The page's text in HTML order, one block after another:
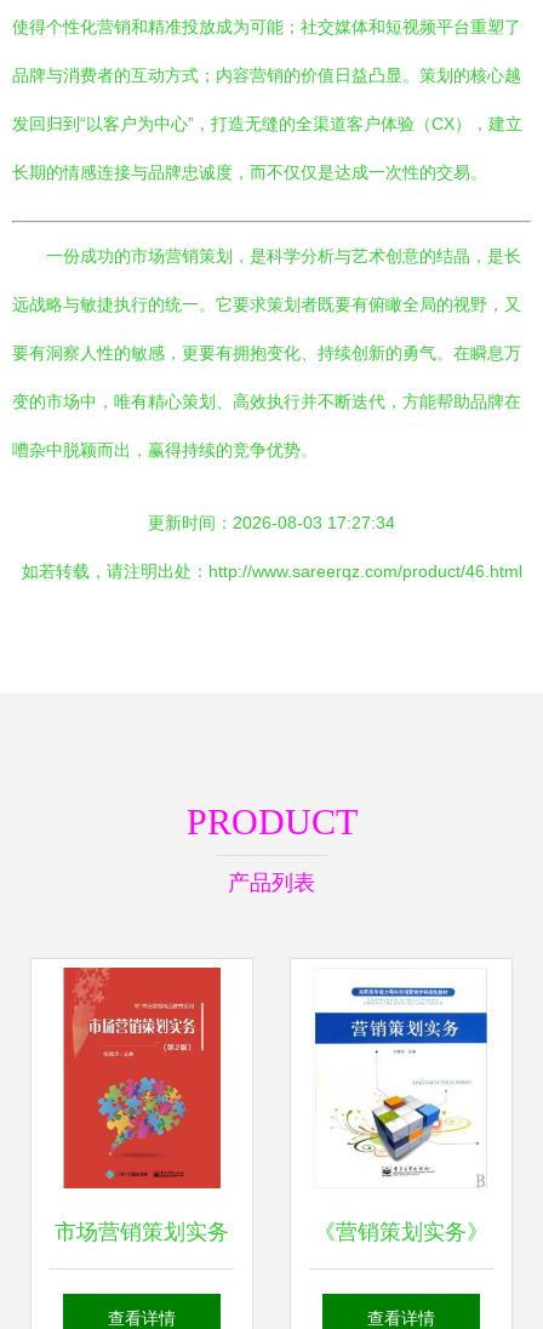
使得个性化营销和精准投放成为可能；社交媒体和短视频平台重塑了
品牌与消费者的互动方式；内容营销的价值日益凸显。策划的核心越
发回归到“以客户为中心”，打造无缝的全渠道客户体验（CX），建立
长期的情感连接与品牌忠诚度，而不仅仅是达成一次性的交易。
一份成功的市场营销策划，是科学分析与艺术创意的结晶，是长
远战略与敏捷执行的统一。它要求策划者既要有俯瞰全局的视野，又
要有洞察人性的敏感，更要有拥抱变化、持续创新的勇气。在瞬息万
变的市场中，唯有精心策划、高效执行并不断迭代，方能帮助品牌在
嘈杂中脱颖而出，赢得持续的竞争优势。
更新时间：2026-08-03 17:27:34
如若转载，请注明出处：http://www.sareerqz.com/product/46.html
PRODUCT
产品列表
市场营销策划实务
从理论到执行的系
查看详情
《营销策划实务》
高职高专教材解析
查看详情